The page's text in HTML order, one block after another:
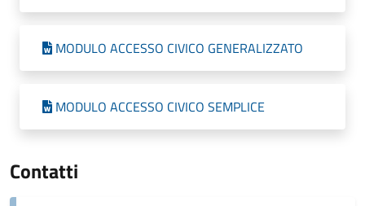
MODULO ACCESSO CIVICO GENERALIZZATO
MODULO ACCESSO CIVICO SEMPLICE
Contatti